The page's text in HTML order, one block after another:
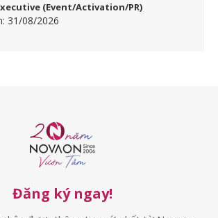
(Event/Activation/PR)
31/08/2026
Đăng ký ngay!